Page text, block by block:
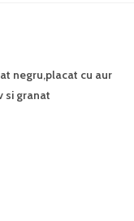
negru,placat cu aur
si granat